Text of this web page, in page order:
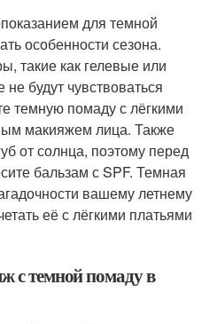
для темной
особенности сезона.
такие как гелевые или
будут чувствоваться
темную помаду с лёгкими
макияжем лица. Также
от солнца, поэтому перед
бальзам с SPF. Темная
вашему летнему
её с лёгкими платьями
с темной помаду в